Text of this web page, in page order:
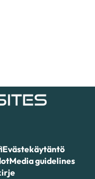
Evästekäytäntö
Media guidelines